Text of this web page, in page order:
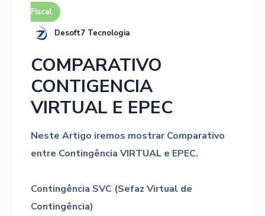
Fiscal
Desoft7 Tecnologia
COMPARATIVO
CONTIGENCIA
VIRTUAL E EPEC
Neste Artigo iremos mostrar Comparativo
entre Contingência VIRTUAL e EPEC.
Contingência SVC (Sefaz Virtual de
Contingência)